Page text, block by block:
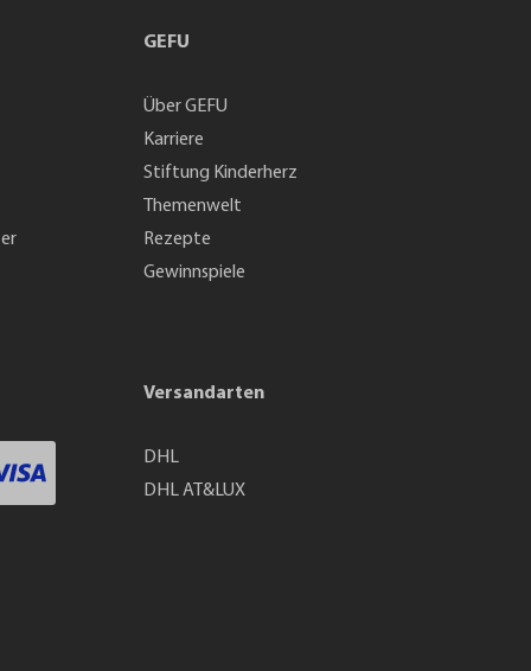
GEFU
Über GEFU
Karriere
Stiftung Kinderherz
Themenwelt
Rezepte
Gewinnspiele
Versandarten
DHL
DHL AT&LUX